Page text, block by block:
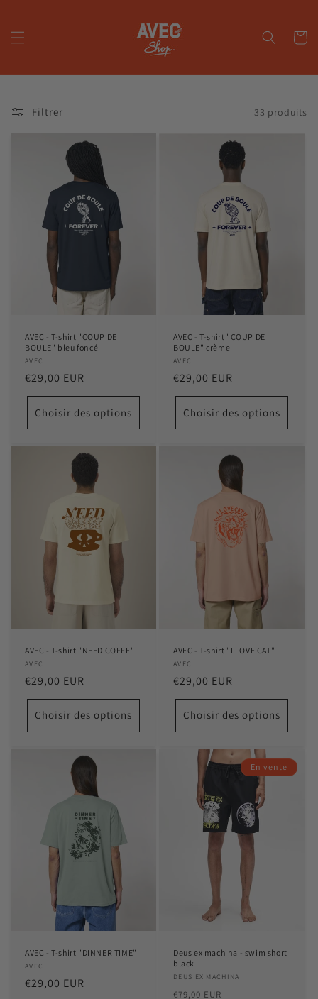
contenu
Panier
Filtrer 33 produits
AVEC - T-shirt "COUP DE
BOULE" bleu foncé
Distributeur :
AVEC
Prix
habituel
€29,00 EUR
Choisir des options
AVEC - T-shirt "COUP DE
BOULE" crème
Distributeur :
AVEC
Prix
habituel
€29,00 EUR
Choisir des options
AVEC - T-shirt "NEED COFFE"
Distributeur :
AVEC
Prix
habituel
€29,00 EUR
Choisir des options
AVEC - T-shirt "I LOVE CAT"
Distributeur :
AVEC
Prix
habituel
€29,00 EUR
Choisir des options
AVEC - T-shirt "DINNER TIME"
Distributeur :
AVEC
Prix
€29,00 EUR
En vente
Deus ex machina - swim short
black
Distributeur :
DEUS EX MACHINA
Prix
€79,00 EUR